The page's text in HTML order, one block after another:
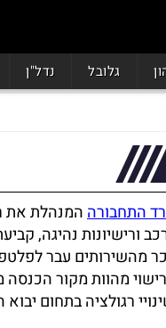
גלובל נדל"ן
התחבורההמנהלת את
ורישיונות נהיגה,
מהשירותים עבר
מהוות מקור הכנסה
רגולציה בתחום